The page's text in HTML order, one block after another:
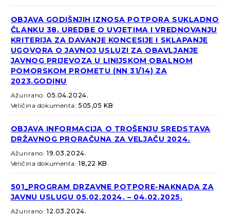
OBJAVA GODIŠNJIH IZNOSA POTPORA SUKLADNO
ČLANKU 38. UREDBE O UVJETIMA I VREDNOVANJU
KRITERIJA ZA DAVANJE KONCESIJE I SKLAPANJE
UGOVORA O JAVNOJ USLUZI ZA OBAVLJANJE
JAVNOG PRIJEVOZA U LINIJSKOM OBALNOM
POMORSKOM PROMETU (NN 31/14) ZA
2023.GODINU
Ažurirano:05.04.2024.
Veličina dokumenta:505,05 KB
OBJAVA INFORMACIJA O TROŠENJU SREDSTAVA
DRŽAVNOG PRORAČUNA ZA VELJAČU 2024.
Ažurirano:19.03.2024.
Veličina dokumenta:18,22 KB
501_PROGRAM DRZAVNE POTPORE-NAKNADA ZA
JAVNU USLUGU 05.02.2024. – 04.02.2025.
Ažurirano:12.03.2024.